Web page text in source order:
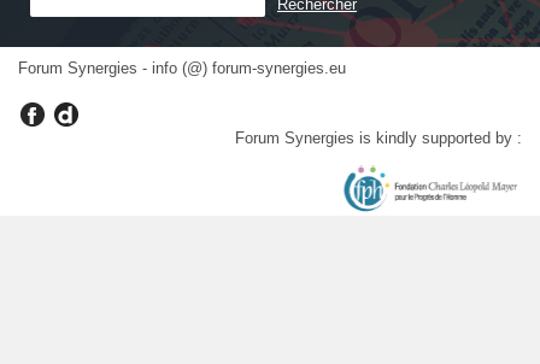
Forum Synergies - info (@) forum-synergies.eu
Forum Synergies is kindly supported by :